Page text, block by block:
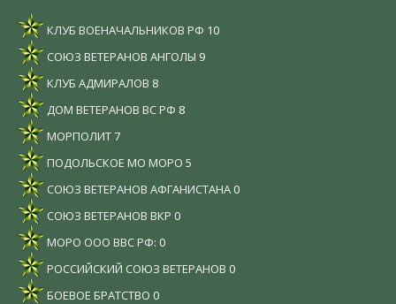
КЛУБ ВОЕНАЧАЛЬНИКОВ РФ 10
СОЮЗ ВЕТЕРАНОВ АНГОЛЫ 9
КЛУБ АДМИРАЛОВ 8
ДОМ ВЕТЕРАНОВ ВС РФ 8
МОРПОЛИТ7
ПОДОЛЬСКОЕ МО МОРО 5
СОЮЗ ВЕТЕРАНОВ АФГАНИСТАНА 0
СОЮЗ ВЕТЕРАНОВ ВКР 0
МОРО ООО ВВС РФ: 0
РОССИЙСКИЙ СОЮЗ ВЕТЕРАНОВ 0
БОЕВОЕ БРАТСТВО 0